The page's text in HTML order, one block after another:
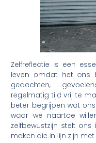
Zelfreflectie is een
leven omdat het ons
gedachten,
regelmatig tijd vrij te
beter begrijpen wat
waar we naartoe
zelfbewustzijn stelt
maken die in lijn zijn